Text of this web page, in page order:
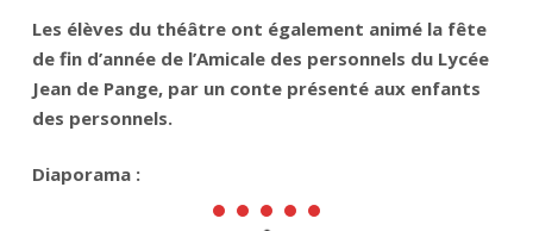
Les élèves du théâtre ont également animé la fête
de fin d’année de l’Amicale des personnels du Lycée
Jean de Pange, par un conte présenté aux enfants
des personnels.
Diaporama :